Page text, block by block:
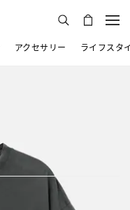
アクセサリー ライフスタ